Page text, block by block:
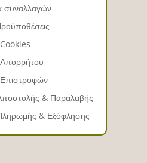
συναλλαγών
Cookies
Απορρήτου
Επιστροφών
& Παραλαβής
& Εξόφλησης